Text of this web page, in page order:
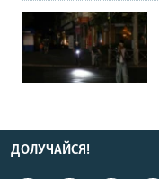
ДОЛУЧАЙСЯ!